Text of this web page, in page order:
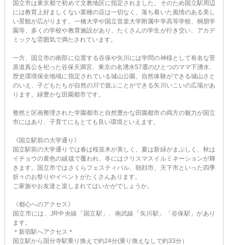
国立市は東京都で初めて文教地区に指定されました。そのため国立駅周辺
には教育上好ましくない業種の店は一切なく、落ち着いた風情のある美し
い景観が広がります。一橋大学や国立音楽大学附属中学高等学校、桐朋学
園等、多くの学校や教育施設があり、たくさんの学生が行き交い、アカデ
ミックな雰囲気で満たされています。
一方、国立市の南部に位置する谷保や矢川には学問の神様として有名な菅
原道真公を祀った谷保天満宮、東京の名湧水57選のひとつのママ下湧水、
歴史環境保全地域に指定されている城山公園、自然体験ができる城山さと
のいえ、子どもたちが自然の川で遊ぶことができる矢川いこいの広場があ
ります。緑豊かな田園都市です。
整然と区画整理された学園都市と自然豊かな田園都市の両方の魅力が国立
市にはあり、子育てにもとても良い環境といえます。
《国立駅前の大学通り》
国立駅前の大学通りでは春は桜並木が美しく、夏は新緑がまぶしく、秋は
イチョウの黄色の絨毯で覆われ、冬にはクリスマスイルミネーションが輝
きます。国立市ではさくらフェスティバル、朝顔市、天下市といった四季
折々のお祭りやイベントがたくさんあります。
ご家族やお友達と楽しまれてはいかがでしょうか。
《都心へのアクセス》
国立市には、JR中央線「国立駅」、南武線「矢川駅」「谷保駅」があり
ます。
＊新宿駅へアクセス＊
国立駅から国分寺駅乗り換えで約24分(乗り換えなしで約33分）